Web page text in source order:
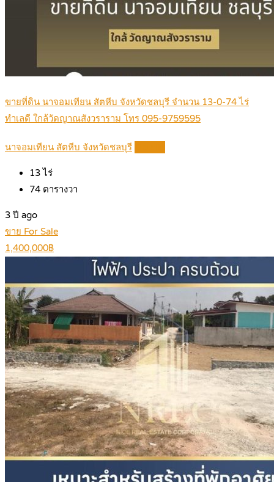
ขายที่ดิน นาจอมเทียน สัตหีบ จังหวัดชลบุรี จำนวน 13-0-74 ไร่
ทำเลดี ใกล้วัดญาณสังวราราม โทร 095-9759595
นาจอมเทียน สัตหีบ จังหวัดชลบุรี
13ไร่
74 ตารางวา
3 ปี ago
ขาย For Sale
1,400,000฿